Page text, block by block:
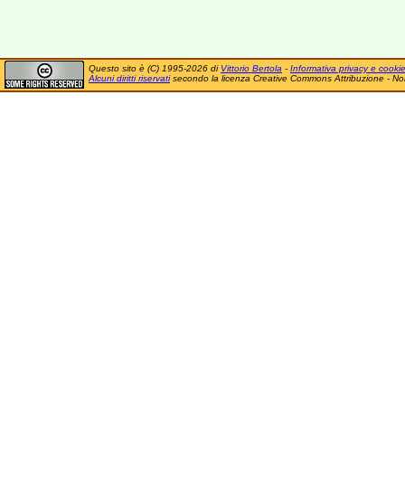
Questo sito è (C) 1995-2026 di Vittorio Bertola - Informativa privacy e cookie
Alcuni diritti riservatisecondo la licenza Creative Commons Attribuzione -